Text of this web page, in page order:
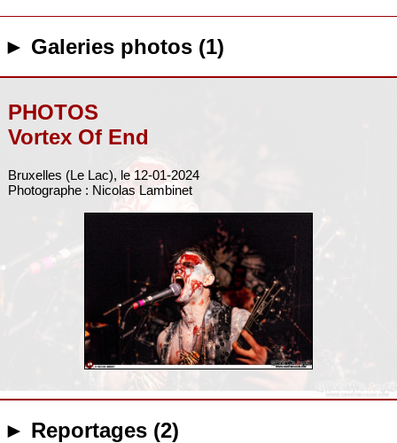
► Galeries photos (1)
PHOTOS
Vortex Of End
Bruxelles (Le Lac), le 12-01-2024
Photographe : Nicolas Lambinet
► Reportages (2)